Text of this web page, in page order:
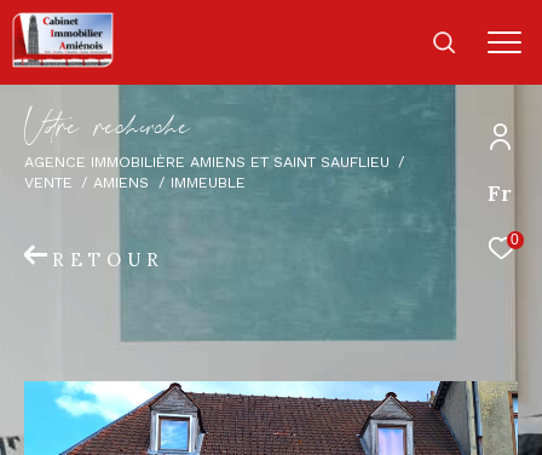
Fr
0
Vore recece
AGENCE IMMOBILIÈRE AMIENS ET SAINT SAUFLIEU
VENTE
AMIENS IMMEUBLE
RETOUR